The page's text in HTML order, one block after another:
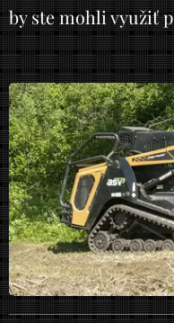
by ste mohli využiť